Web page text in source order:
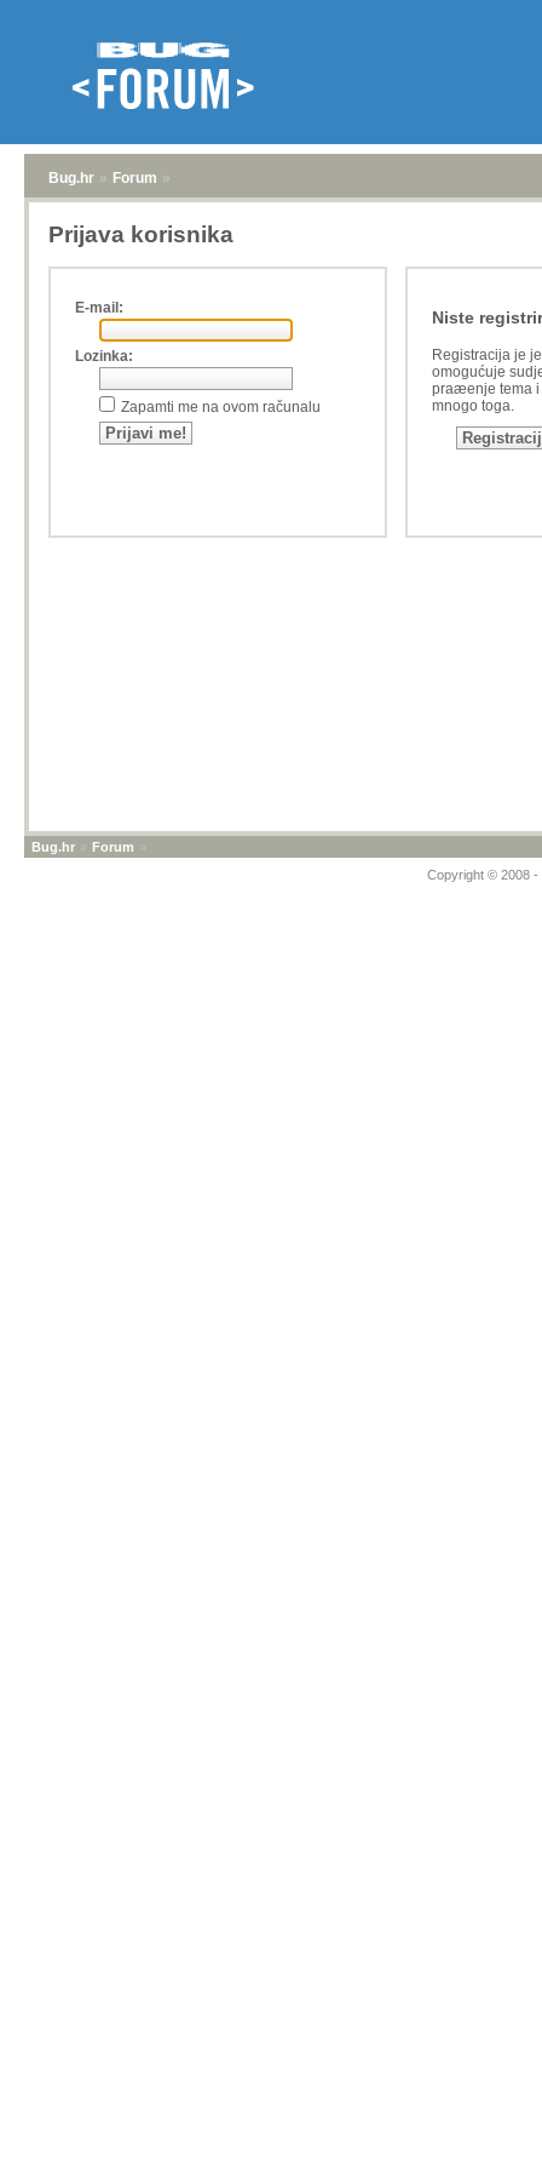
Bug.hr » Forum »
Prijava korisnika
E-mail:
Lozinka:
Zapamti me na ovom računalu
Niste
Registracija je
omogućuje
praæenje tema i
mnogo toga.
Bug.hr » Forum »
Copyright © 2008 -